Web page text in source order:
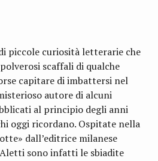
piccole curiosità letterarie che
scaffali di qualche
capitare di imbattersi nel
autore di alcuni
al principio degli anni
oggi ricordano. Ospitate nella
dall’editrice milanese
sono infatti le sbiadite